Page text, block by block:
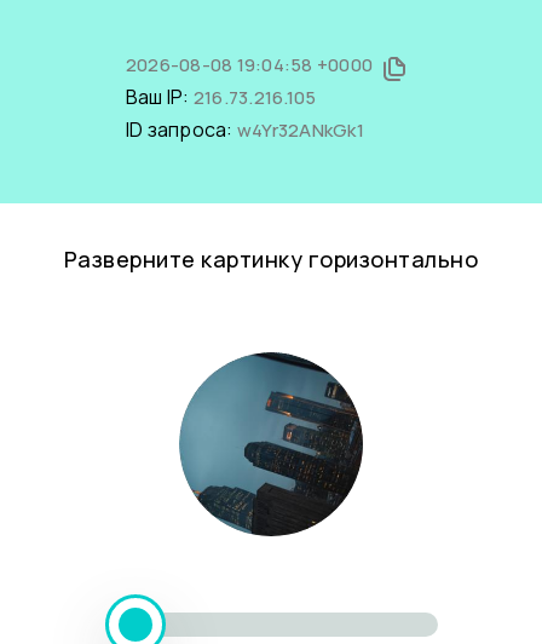
2026-08-08 19:04:58 +0000
Ваш IP: 216.73.216.105
ID запроса: w4Yr32ANkGk1
Разверните картинку горизонтально